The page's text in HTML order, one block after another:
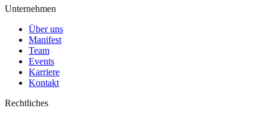
Unternehmen
Über uns
Manifest
Team
Events
Karriere
Kontakt
Rechtliches